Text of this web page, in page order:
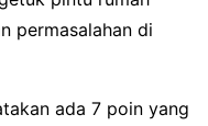
permasalahan di
ada 7 poin yang